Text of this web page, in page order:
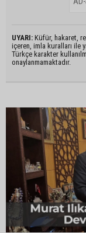
UYARI: Küfür, hakaret,
içeren, imla kuralları ile
Türkçe karakter
onaylanmamaktadır.